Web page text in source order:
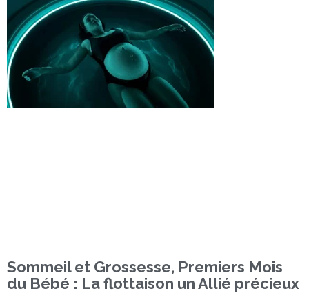
Sommeil et Grossesse, Premiers Mois
du Bébé : La flottaison un Allié précieux